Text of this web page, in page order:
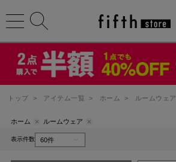
トップ > アイテム一覧 > ホーム > ルームウェア
ホーム ルームウェア
表示件数